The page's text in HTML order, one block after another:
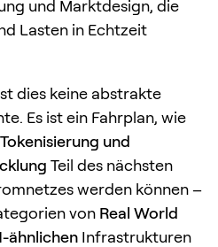
und Marktdesign, die
Lasten in Echtzeit
dies keine abstrakte
Es ist ein Fahrplan, wie
und
Teil des nächsten
werden können –
von Real World
ähnlichen Infrastrukturen